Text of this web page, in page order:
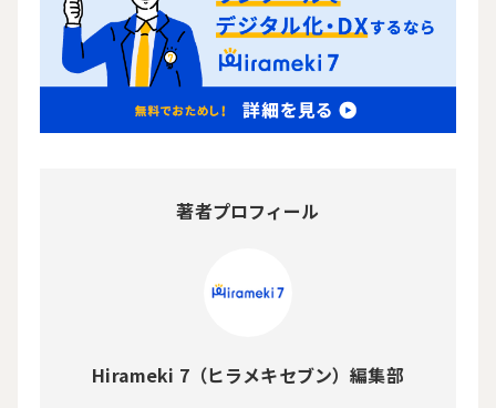
著者プロフィール
Hirameki 7（ヒラメキセブン）編集部